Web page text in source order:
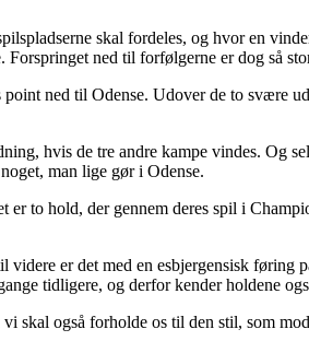
skal fordeles, og hvor en
ned til forfølgerne er dog så
ned til Odense. Udover de to svære
hvis de tre andre kampe vindes. Og
man lige gør i Odense.
to hold, der gennem deres spil i
er det med en esbjergensisk
tidligere, og derfor kender holdene
skal også forholde os til den stil, som